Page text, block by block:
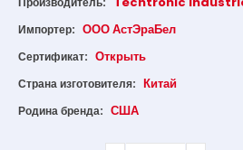
Импортер: ООО АстЭраБел
Сертификат: Открыть
Страна изготовителя: Китай
Родина бренда: США